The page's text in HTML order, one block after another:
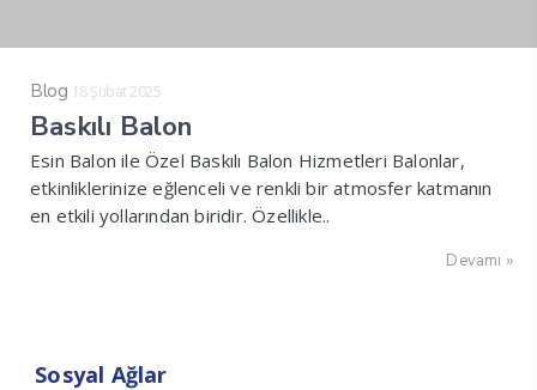
Blog 18 Şubat 2025
Baskılı Balon
Esin Balon ile Özel Baskılı Balon Hizmetleri Balonlar,
etkinliklerinize eğlenceli ve renkli bir atmosfer katmanın
en etkili yollarından biridir. Özellikle..
Devamı »
Sosyal Ağlar